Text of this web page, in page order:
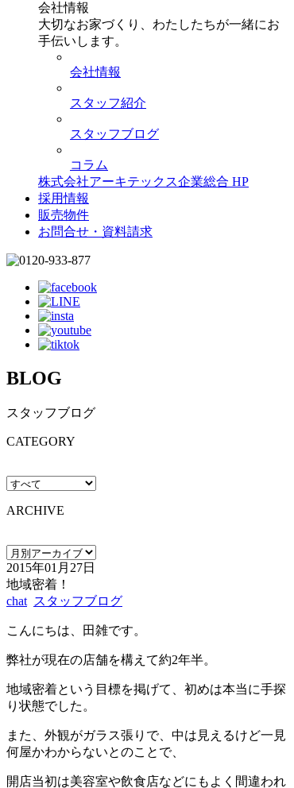
会社情報
大切なお家づくり、わたしたちが一緒にお
手伝いします。
会社情報
スタッフ紹介
スタッフブログ
コラム
株式会社アーキテックス企業総合 HP
採用情報
販売物件
お問合せ・資料請求
BLOG
スタッフブログ
CATEGORY
ARCHIVE
2015年01月27日
地域密着！
chat スタッフブログ
こんにちは、田雑です。
弊社が現在の店舗を構えて約2年半。
地域密着という目標を掲げて、初めは本当に手探
り状態でした。
また、外観がガラス張りで、中は見えるけど一見
何屋かわからないとのことで、
開店当初は美容室や飲食店などにもよく間違われ